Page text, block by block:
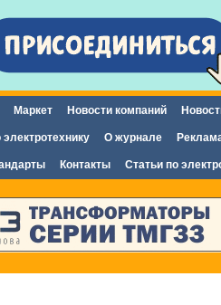
содержанию
Маркет Новости компаний
О журнале
Контакты Статьи по